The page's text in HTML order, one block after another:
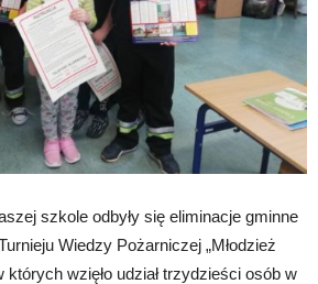
szkole odbyły się eliminacje gminne
Wiedzy Pożarniczej „Młodzież
których wzięło udział trzydzieści osób w